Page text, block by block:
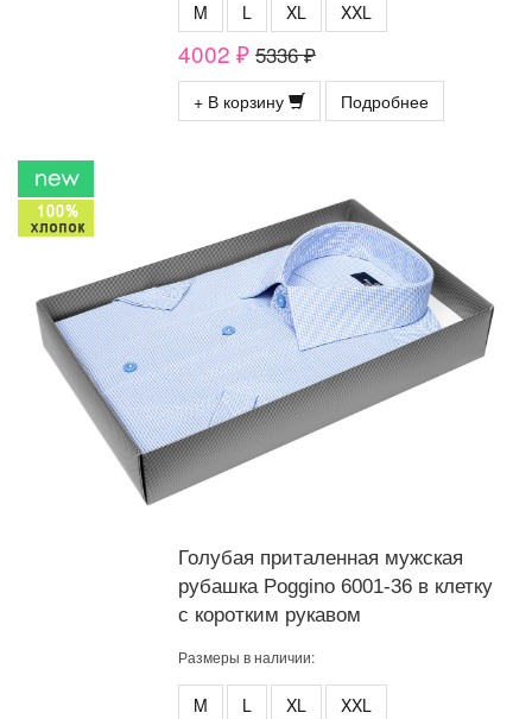
M L XL XXL
4002 ₽ 5336 ₽
+ В корзину Подробнее
Голубая приталенная мужская
рубашка Poggino 6001-36 в клетку
с коротким рукавом
Размеры в наличии:
M L XL XXL